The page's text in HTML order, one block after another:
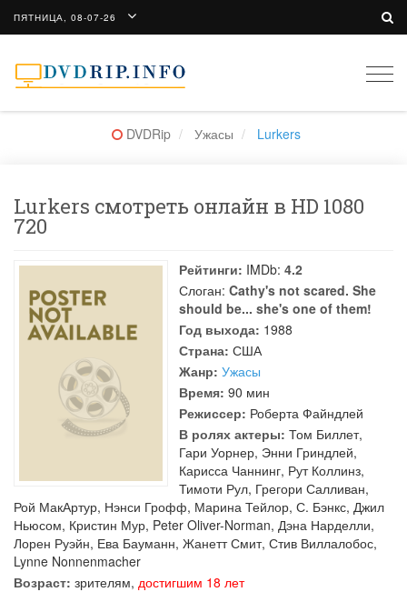
ПЯТНИЦА, 08-07-26
DVDRip Ужасы Lurkers
Lurkers смотреть онлайн в HD 1080
720
Рейтинги: IMDb: 4.2
Слоган: Cathy's not scared. She
should be... she's one of them!
Год выхода: 1988
Страна: США
Жанр: Ужасы
Время: 90 мин
Режиссер: Роберта Файндлей
В ролях актеры: Том Биллет,
Гари Уорнер, Энни Гриндлей,
Карисса Чаннинг, Рут Коллинз,
Тимоти Рул, Грегори Салливан,
Рой МакАртур, Нэнси Грофф, Марина Тейлор, С. Бэнкс, Джил
Ньюсом, Кристин Мур, Peter Oliver-Norman, Дэна Нарделли,
Лорен Руэйн, Ева Бауманн, Жанетт Смит, Стив Виллалобос,
Lynne Nonnenmacher
Возраст: зрителям, достигшим 18 лет